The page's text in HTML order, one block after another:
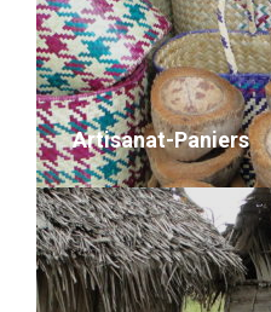
desc
VOIR LE DÉTAIL
Artisanat-Paniers